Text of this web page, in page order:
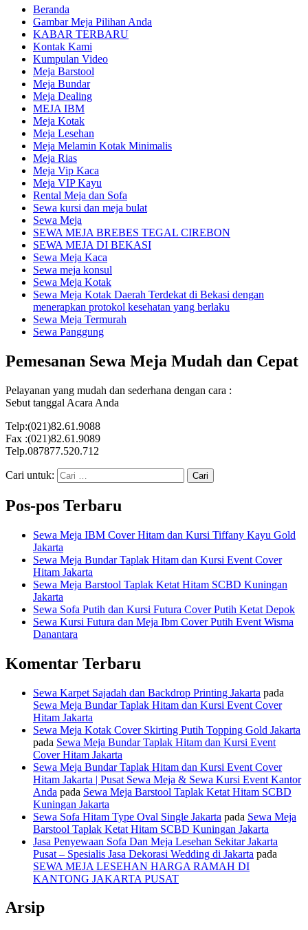
Beranda
Gambar Meja Pilihan Anda
KABAR TERBARU
Kontak Kami
Kumpulan Video
Meja Barstool
Meja Bundar
Meja Dealing
MEJA IBM
Meja Kotak
Meja Lesehan
Meja Melamin Kotak Minimalis
Meja Rias
Meja Vip Kaca
Meja VIP Kayu
Rental Meja dan Sofa
Sewa kursi dan meja bulat
Sewa Meja
SEWA MEJA BREBES TEGAL CIREBON
SEWA MEJA DI BEKASI
Sewa Meja Kaca
Sewa meja konsul
Sewa Meja Kotak
Sewa Meja Kotak Daerah Terdekat di Bekasi dengan
menerapkan protokol kesehatan yang berlaku
Sewa Meja Termurah
Sewa Panggung
Pemesanan Sewa Meja Mudah dan Cepat
Pelayanan yang mudah dan sederhana dengan cara :
Sebut tanggal Acara Anda
Telp:(021)82.61.9088
Fax :(021)82.61.9089
Telp.087877.520.712
Cari untuk:
Pos-pos Terbaru
Sewa Meja IBM Cover Hitam dan Kursi Tiffany Kayu Gold
Jakarta
Sewa Meja Bundar Taplak Hitam dan Kursi Event Cover
Hitam Jakarta
Sewa Meja Barstool Taplak Ketat Hitam SCBD Kuningan
Jakarta
Sewa Sofa Putih dan Kursi Futura Cover Putih Ketat Depok
Sewa Kursi Futura dan Meja Ibm Cover Putih Event Wisma
Danantara
Komentar Terbaru
Sewa Karpet Sajadah dan Backdrop Printing Jakarta pada
Sewa Meja Bundar Taplak Hitam dan Kursi Event Cover
Hitam Jakarta
Sewa Meja Kotak Cover Skirting Putih Topping Gold Jakarta
pada Sewa Meja Bundar Taplak Hitam dan Kursi Event
Cover Hitam Jakarta
Sewa Meja Bundar Taplak Hitam dan Kursi Event Cover
Hitam Jakarta | Pusat Sewa Meja & Sewa Kursi Event Kantor
Anda pada Sewa Meja Barstool Taplak Ketat Hitam SCBD
Kuningan Jakarta
Sewa Sofa Hitam Type Oval Single Jakarta pada Sewa Meja
Barstool Taplak Ketat Hitam SCBD Kuningan Jakarta
Jasa Penyewaan Sofa Dan Meja Lesehan Sekitar Jakarta
Pusat – Spesialis Jasa Dekorasi Wedding di Jakarta pada
SEWA MEJA LESEHAN HARGA RAMAH DI
KANTONG JAKARTA PUSAT
Arsip